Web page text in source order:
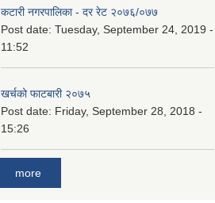
कटारी नगरपालिका - दर रेट २०७६/०७७
Post date: Tuesday, September 24, 2019 -
11:52
खर्चको फाटबारी २०७५
Post date: Friday, September 28, 2018 -
15:26
more